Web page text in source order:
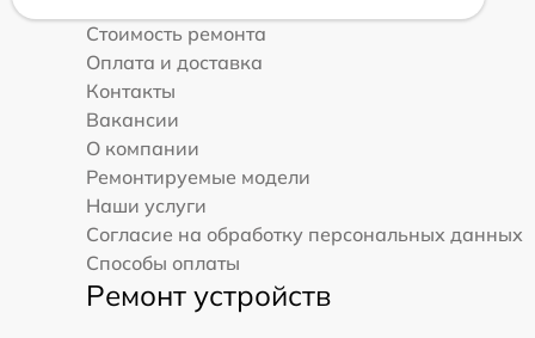
Стоимость ремонта
Оплата и доставка
Контакты
Вакансии
О компании
Ремонтируемые модели
Наши услуги
Согласие на обработку персональных данных
Способы оплаты
Ремонт устройств